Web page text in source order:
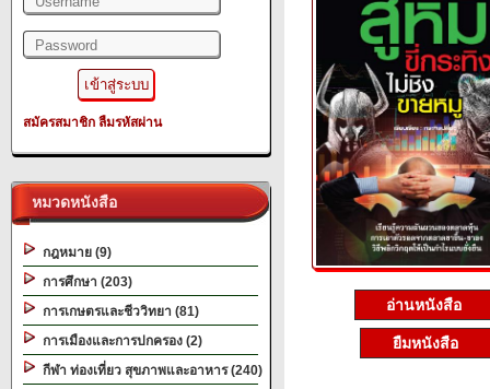
สมัครสมาชิก ลืมรหัสผ่าน
หมวดหนังสือ
กฎหมาย (9)
การศึกษา (203)
การเกษตรและชีววิทยา (81)
การเมืองและการปกครอง (2)
กีฬา ท่องเที่ยว สุขภาพและอาหาร (240)
อ่านหนังสือ
ยืมหนังสือ